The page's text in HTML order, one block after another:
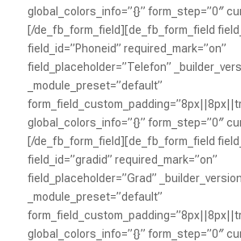
global_colors_info=”{}” form_step=”0″
[/de_fb_form_field][de_fb_form_field
field_id=”Phoneid” required_mark=”on”
field_placeholder=”Telefon”
_module_preset=”default”
global_colors_info=”{}” form_step=”0″
[/de_fb_form_field][de_fb_form_field
field_id=”gradid” required_mark=”on”
field_placeholder=”Grad”
_module_preset=”default”
global_colors_info=”{}” form_step=”0″